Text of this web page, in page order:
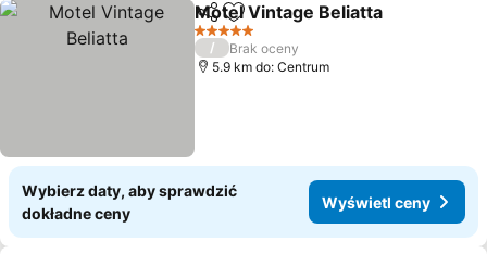
Udostępnij
Dodaj do ulubionych
Motel Vintage Beliatta
5 Kategoria
/
Brak oceny
5.9 km do: Centrum
Wybierz daty, aby sprawdzić
dokładne ceny
Wyświetl ceny